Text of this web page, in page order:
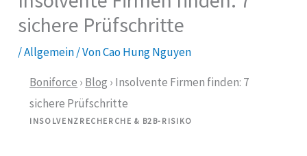
sichere Prüfschritte
/Allgemein/ VonCao Hung Nguyen
Boniforce › Blog › Insolvente Firmen finden: 7
sichere Prüfschritte
INSOLVENZRECHERCHE & B2B-RISIKO